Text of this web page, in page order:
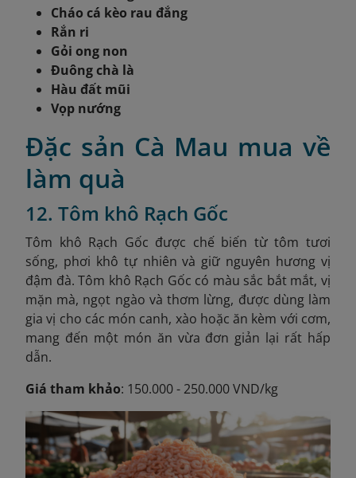
Cháo cá kèo rau đắng
Rắn ri
Gỏi ong non
Đuông chà là
Hàu đất mũi
Vọp nướng
Đặc sản Cà Mau mua về
làm quà
12. Tôm khô Rạch Gốc
Tôm khô Rạch Gốc được chế biến từ tôm tươi
sống, phơi khô tự nhiên và giữ nguyên hương vị
đậm đà. Tôm khô Rạch Gốc có màu sắc bắt mắt, vị
mặn mà, ngọt ngào và thơm lừng, được dùng làm
gia vị cho các món canh, xào hoặc ăn kèm với cơm,
mang đến một món ăn vừa đơn giản lại rất hấp
dẫn.
Giá tham khảo: 150.000 - 250.000 VND/kg